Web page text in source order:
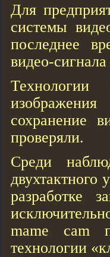
Для
системы
последнее
видео-
сохранение
проверяли.
Среди
двухтактного
разработке
mame cam
технологии